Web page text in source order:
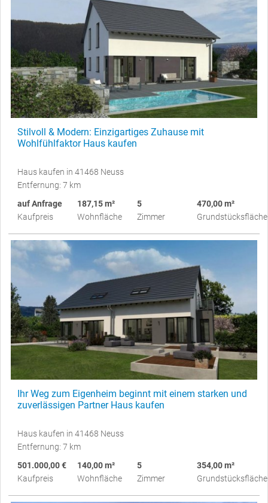
Stilvoll & Modern: Einzigartiges Zuhause mit
Wohlfühlfaktor Haus kaufen
Haus kaufen in 41468 Neuss
Entfernung: 7 km
auf Anfrage
Kaufpreis
187,15 m²
Wohnfläche
5
Zimmer
470,00 m²
Grundstücksfläche
Ihr Weg zum Eigenheim beginnt mit einem starken und
zuverlässigen Partner Haus kaufen
Haus kaufen in 41468 Neuss
Entfernung: 7 km
501.000,00 €
Kaufpreis
140,00 m²
Wohnfläche
5
Zimmer
354,00 m²
Grundstücksfläche